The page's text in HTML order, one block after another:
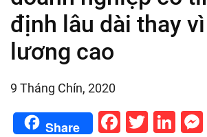
định lâu dài thay
lương cao
9 Tháng Chín, 2020
Share